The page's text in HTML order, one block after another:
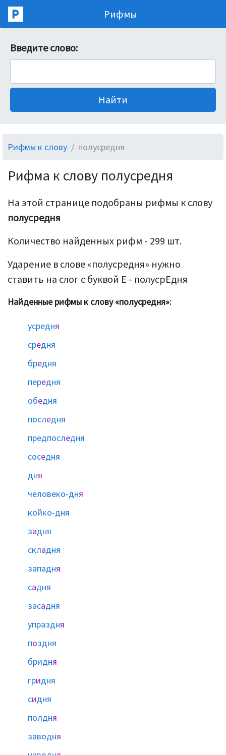
Рифмы
Введите слово:
Рифмы к слову полусредня
Рифма к слову полусредня
На этой странице подобраны рифмы к слову
полусредня
Количество найденных рифм - 299 шт.
Ударение в слове «полусредня» нужно
ставить на слог с буквой Е - полусрЕдня
Найденные рифмы к слову «полусредня»:
усредня
средня
бредня
передня
обедня
последня
предпоследня
соседня
дня
человеко-дня
койко-дня
задня
складня
западня
садня
засадня
упраздня
поздня
бридня
гридня
сидня
полдня
заводня